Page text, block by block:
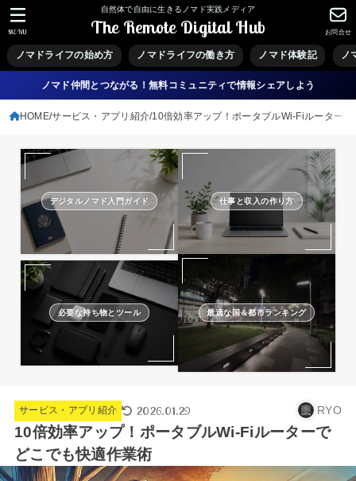
自然体で自由に生きるノマド実践メディア
The Remote Digital Hub
ノマドライフの始め方 ノマドライフの働き方 ノマド体験記 ノ
お問合せ
MENU
ノマド仲間とつながる！無料コミュニティで情報シェアしよう
HOME サービス・アプリ紹介 10倍効率アップ！ポータブルWi-Fiルーター
デジタルノマド入門ガイド 仕事と収入の作り方
必要な持ち物とツール 最適な国＆都市ランキング
サービス・アプリ紹介 2026.01.29 RYO
10倍効率アップ！ポータブルWi-Fiルーターで
どこでも快適作業術